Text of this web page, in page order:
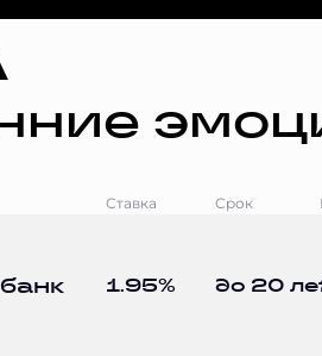
Ставка Срок
1.95% до 20